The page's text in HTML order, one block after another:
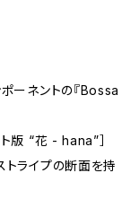
ーネントの『Bossa
版 “花 - hana”］
トライプの断面を持